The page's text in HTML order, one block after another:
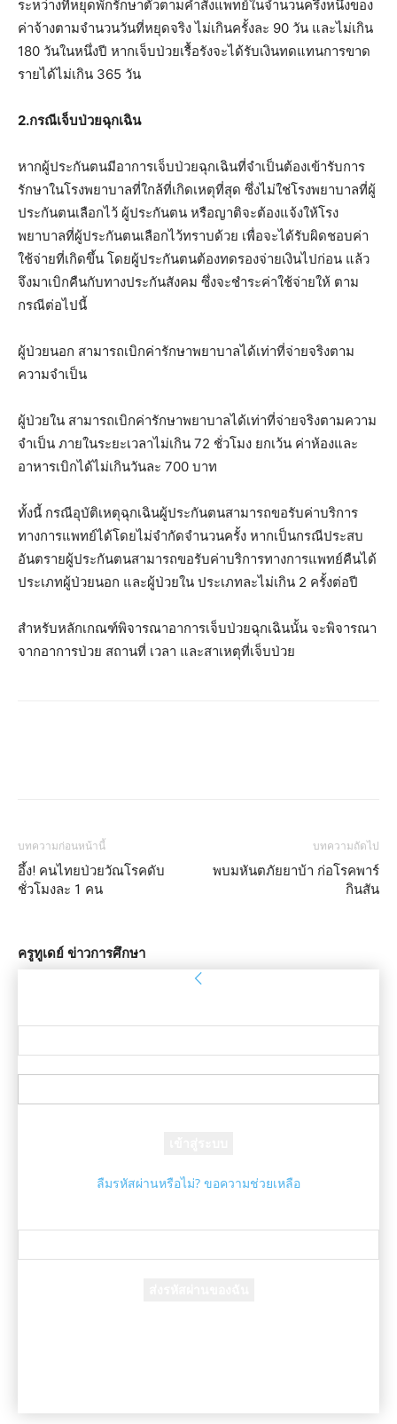
ระหว่างที่หยุดพักรักษาตัวตามคำสั่งแพทย์ในจำนวนครึ่งหนึ่งของ
ค่าจ้างตามจำนวนวันที่หยุดจริง ไม่เกินครั้งละ 90 วัน และไม่เกิน
180 วันในหนึ่งปี หากเจ็บป่วยเรื้อรังจะได้รับเงินทดแทนการขาด
รายได้ไม่เกิน 365 วัน
2.กรณีเจ็บป่วยฉุกเฉิน
หากผู้ประกันตนมีอาการเจ็บป่วยฉุกเฉินที่จำเป็นต้องเข้ารับการ
รักษาในโรงพยาบาลที่ใกล้ที่เกิดเหตุที่สุด ซึ่งไม่ใช่โรงพยาบาลที่ผู้
ประกันตนเลือกไว้ ผู้ประกันตน หรือญาติจะต้องแจ้งให้โรง
พยาบาลที่ผู้ประกันตนเลือกไว้ทราบด้วย เพื่อจะได้รับผิดชอบค่า
ใช้จ่ายที่เกิดขึ้น โดยผู้ประกันตนต้องทดรองจ่ายเงินไปก่อน แล้ว
จึงมาเบิกคืนกับทางประกันสังคม ซึ่งจะชำระค่าใช้จ่ายให้ ตาม
กรณีต่อไปนี้
ผู้ป่วยนอก สามารถเบิกค่ารักษาพยาบาลได้เท่าที่จ่ายจริงตาม
ความจำเป็น
ผู้ป่วยใน สามารถเบิกค่ารักษาพยาบาลได้เท่าที่จ่ายจริงตามความ
จำเป็น ภายในระยะเวลาไม่เกิน 72 ชั่วโมง ยกเว้น ค่าห้องและ
อาหารเบิกได้ไม่เกินวันละ 700 บาท
ทั้งนี้ กรณีอุบัติเหตุฉุกเฉินผู้ประกันตนสามารถขอรับค่าบริการ
ทางการแพทย์ได้โดยไม่จำกัดจำนวนครั้ง หากเป็นกรณีประสบ
อันตรายผู้ประกันตนสามารถขอรับค่าบริการทางการแพทย์คืนได้
ประเภทผู้ป่วยนอก และผู้ป่วยใน ประเภทละไม่เกิน 2 ครั้งต่อปี
สำหรับหลักเกณฑ์พิจารณาอาการเจ็บป่วยฉุกเฉินนั้น จะพิจารณา
จากอาการป่วย สถานที่ เวลา และสาเหตุที่เจ็บป่วย
บทความก่อนหน้านี้
อึ้ง! คนไทยป่วยวัณโรคดับ
ชั่วโมงละ 1 คน
บทความถัดไป
พบมหันตภัยยาบ้า ก่อโรคพาร์
กินสัน
ครูทูเดย์ ข่าวการศึกษา
ลืมรหัสผ่านหรือไม่? ขอความช่วยเหลือ